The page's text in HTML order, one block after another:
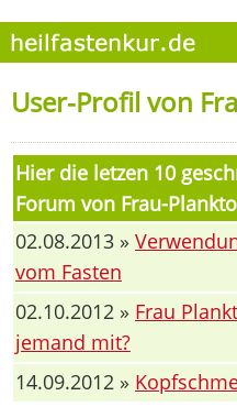
User-Profil von
Hier die letzen 10
Forum von Frau-
02.08.2013 »
vom Fasten
02.10.2012 » Frau
jemand mit?
14.09.2012 »